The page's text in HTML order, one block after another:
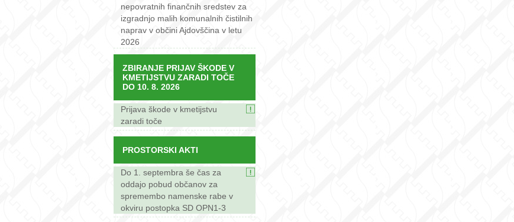
nepovratnih finančnih sredstev za
izgradnjo malih komunalnih čistilnih
naprav v občini Ajdovščina v letu
2026
ZBIRANJE PRIJAV ŠKODE V
KMETIJSTVU ZARADI TOČE
DO 10. 8. 2026
Prijava škode v kmetijstvu
zaradi toče
PROSTORSKI AKTI
Do 1. septembra še čas za
oddajo pobud občanov za
spremembo namenske rabe v
okviru postopka SD OPN1-3